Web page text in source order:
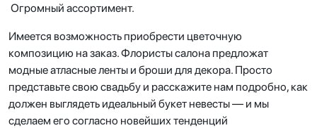
Огромный ассортимент.
Имеется возможность приобрести цветочную
композицию на заказ. Флористы салона предложат
модные атласные ленты и броши для декора. Просто
представьте свою свадьбу и расскажите нам подробно, как
должен выглядеть идеальный букет невесты — и мы
сделаем его согласно новейших тенденций